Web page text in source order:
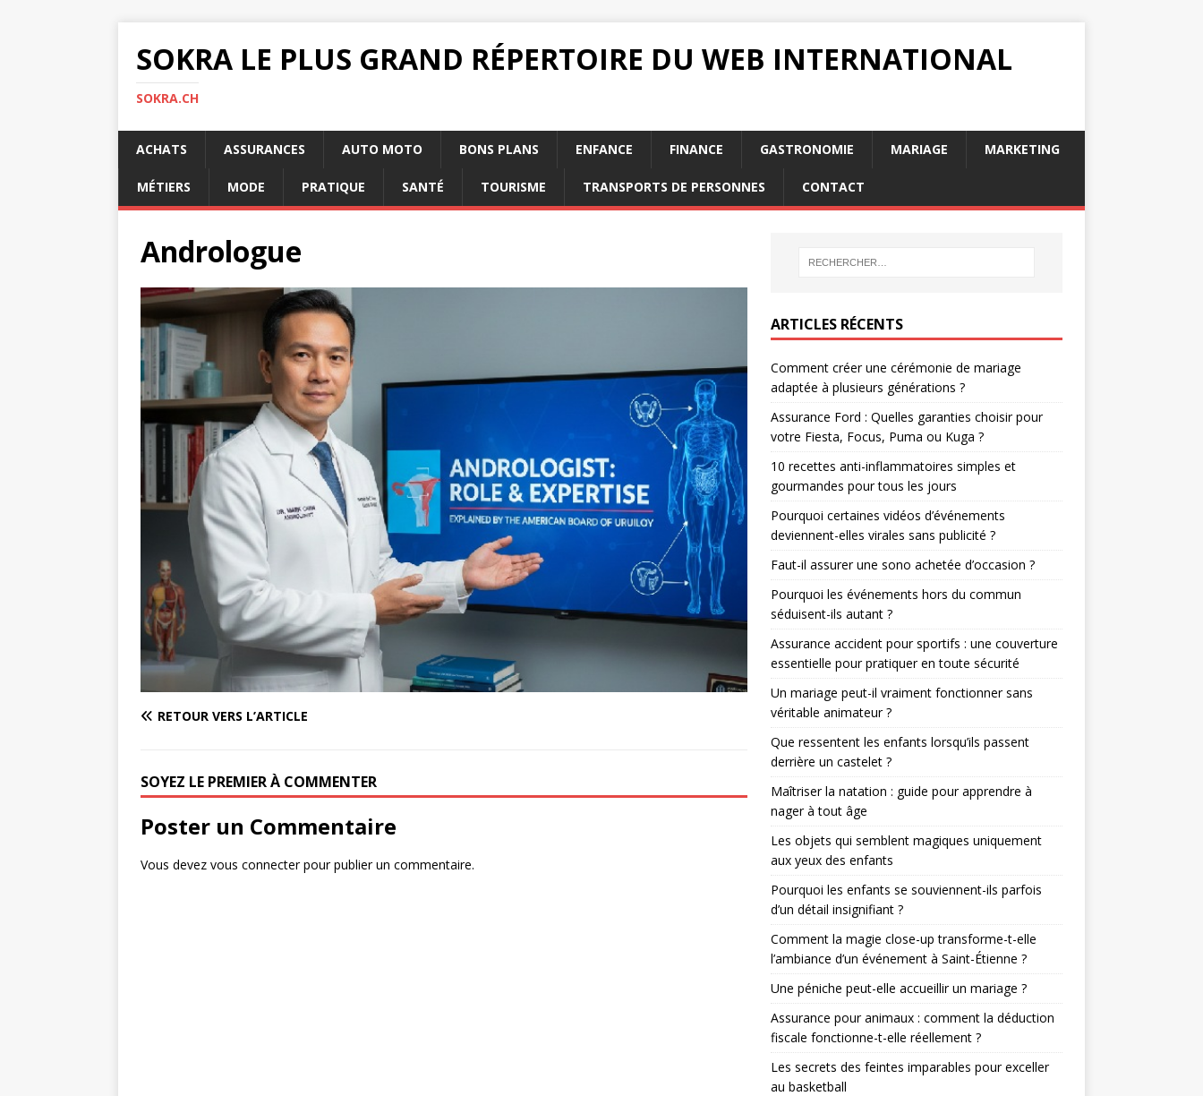
SOKRA LE PLUS GRAND RÉPERTOIRE DU WEB INTERNATIONAL
SOKRA.CH
ACHATS ASSURANCES AUTO MOTO BONS PLANS ENFANCE FINANCE GASTRONOMIE MARIAGE MARKETING
MÉTIERS MODE PRATIQUE SANTÉ TOURISME TRANSPORTS DE PERSONNES CONTACT
Andrologue
RETOUR VERS L’ARTICLE
SOYEZ LE PREMIER À COMMENTER
Poster un Commentaire
Vous devez vous connecterpour publier un commentaire.
ARTICLES RÉCENTS
Comment créer une cérémonie de mariage
adaptée à plusieurs générations ?
Assurance Ford : Quelles garanties choisir pour
votre Fiesta, Focus, Puma ou Kuga ?
10 recettes anti-inflammatoires simples et
gourmandes pour tous les jours
Pourquoi certaines vidéos d’événements
deviennent-elles virales sans publicité ?
Faut-il assurer une sono achetée d’occasion ?
Pourquoi les événements hors du commun
séduisent-ils autant ?
Assurance accident pour sportifs : une couverture
essentielle pour pratiquer en toute sécurité
Un mariage peut-il vraiment fonctionner sans
véritable animateur ?
Que ressentent les enfants lorsqu’ils passent
derrière un castelet ?
Maîtriser la natation : guide pour apprendre à
nager à tout âge
Les objets qui semblent magiques uniquement
aux yeux des enfants
Pourquoi les enfants se souviennent-ils parfois
d’un détail insignifiant ?
Comment la magie close-up transforme-t-elle
l’ambiance d’un événement à Saint-Étienne ?
Une péniche peut-elle accueillir un mariage ?
Assurance pour animaux : comment la déduction
fiscale fonctionne-t-elle réellement ?
Les secrets des feintes imparables pour exceller
au basketball